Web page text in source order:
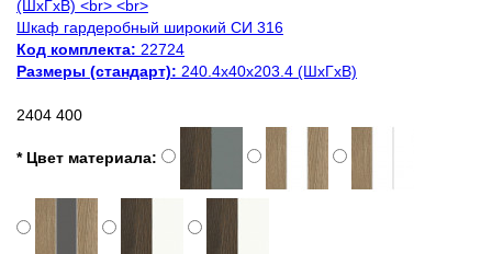
Шкаф гардеробный широкий СИ 316
Код комплекта: 22724
Размеры (стандарт): 240.4x40x203.4 (ШхГхВ)
2404 400
* Цвет материала: